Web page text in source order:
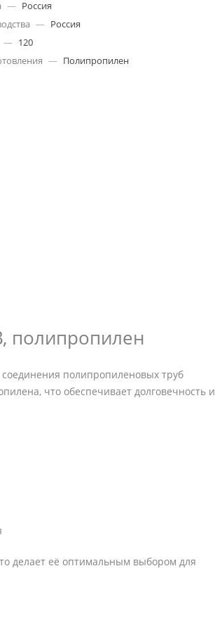
— Россия
— Россия
— 120
— Полипропилен
полипропилен
полипропиленовых труб
что обеспечивает долговечность и
делает её оптимальным выбором для